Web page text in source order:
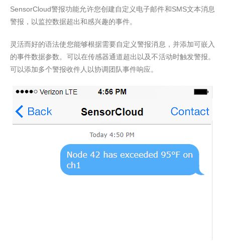
SensorCloud警报功能允许您创建自定义电子邮件和 SMS文本消息
警报，以监控数据超出和感兴趣的事件。
灵活而好的语法使您能够根据需要自定义警报消息，并添加可嵌入
的事件数据参数。可以在传感器通道超出以及不活动时触发警报。
可以添加多个警报收件人以协调团队事件响应。